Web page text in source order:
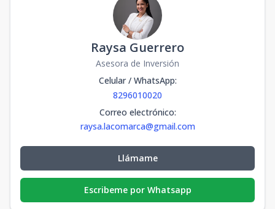
Raysa Guerrero
Asesora de Inversión
Celular / WhatsApp:
8296010020
Correo electrónico:
raysa.lacomarca@gmail.com
Llámame
Escribeme por Whatsapp